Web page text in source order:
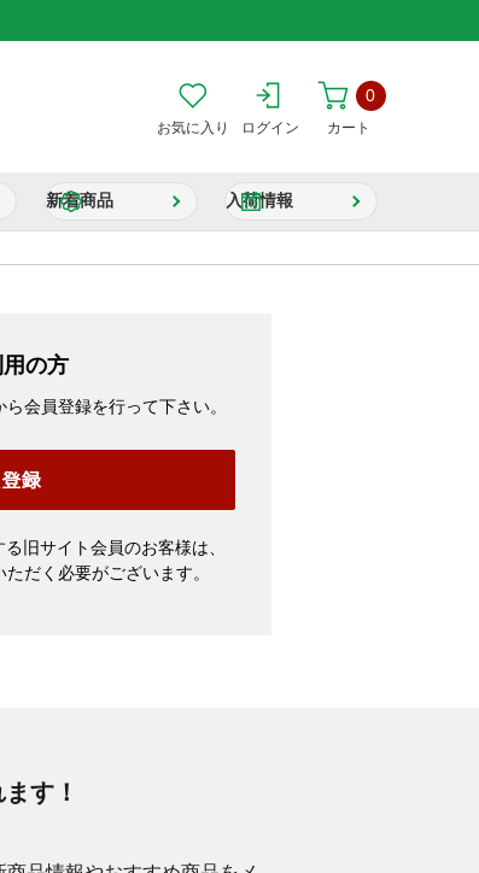
お気に入り ログイン カート
0
新着商品 入荷情報
の方
会員登録を行って下さい。
旧サイト会員のお客様は、
だく必要がございます。
す！